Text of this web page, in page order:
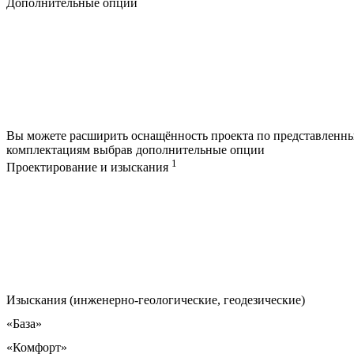
Вы можете расширить оснащённость проекта по
комплектациям выбрав дополнительные опции
Проектирование и изыскания 1
Изыскания (инженерно-геологические, геодезические)
«База»
«Комфорт»